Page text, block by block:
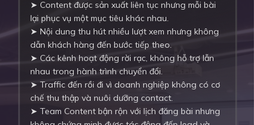
➤ Content được sản xuất liên tục nhưng mỗi bài
lại phục vụ một mục tiêu khác nhau.
➤ Nội dung thu hút nhiều lượt xem nhưng không
dẫn khách hàng đến bước tiếp theo.
➤ Các kênh hoạt động rời rạc, không hỗ trợ lẫn
nhau trong hành trình chuyển đổi.
➤ Traffic đến rồi đi vì doanh nghiệp không có cơ
chế thu thập và nuôi dưỡng contact.
➤ Team Content bận rộn với lịch đăng bài nhưng